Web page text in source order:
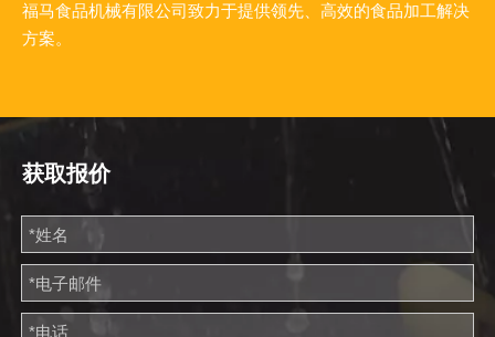
福马食品机械有限公司致力于提供领先、高效的食品加工解决
方案。
获取报价